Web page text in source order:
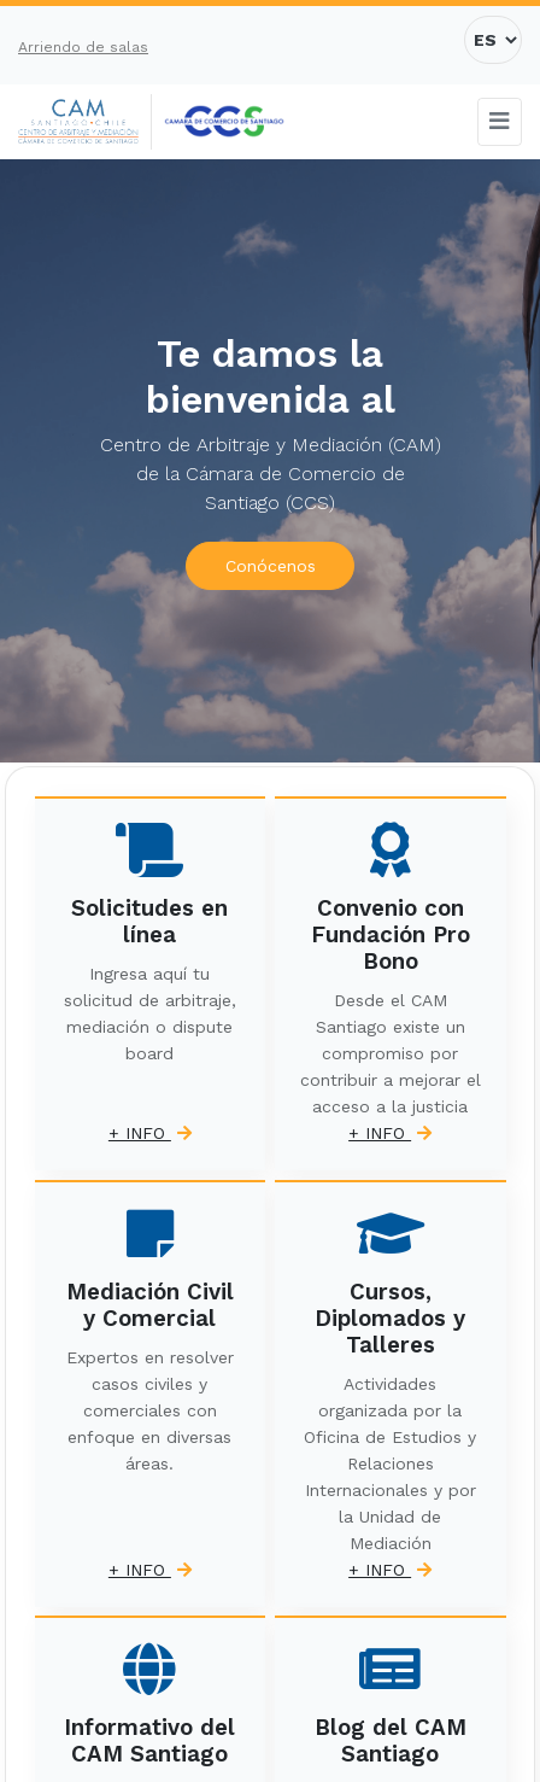
Arriendo de salas
Te damos la
bienvenida al
Centro de Arbitraje y Mediación (CAM)
de la Cámara de Comercio de
Santiago (CCS)
Conócenos
Solicitudes en
línea
Ingresa aquí tu
solicitud de arbitraje,
mediación o dispute
board
+ INFO
Convenio con
Fundación Pro
Bono
Desde el CAM
Santiago existe un
compromiso por
contribuir a mejorar el
acceso a la justicia
+ INFO
Mediación Civil
y Comercial
Expertos en resolver
casos civiles y
comerciales con
enfoque en diversas
áreas.
+ INFO
Cursos,
Diplomados y
Talleres
Actividades
organizada por la
Oficina de Estudios y
Relaciones
Internacionales y por
la Unidad de
Mediación
+ INFO
Informativo del
CAM Santiago
Blog del CAM
Santiago